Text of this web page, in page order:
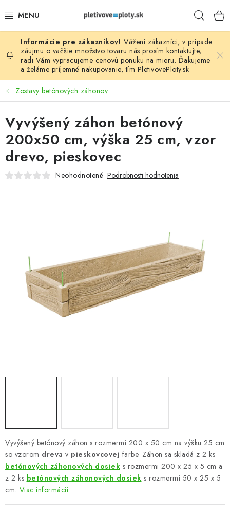
na
PLOTOVÉ PANELY
PLETIVO
STĹPIKY
PODHRABOVÉ DOSKY
BRÁNY A BRÁNKY
GABIÓNY (PLOTY, KOŠE)
KOMPOSTÉRY
BETÓNOVÉ PLOTY
AKCIA - MIERNE POŠKODENÝ TOVAR
Vážení zákazníci, v prípade
záujmu o väčšie množstvo tovaru nás prosím kontaktujte,
radi Vám vypracujeme cenovú ponuku na mieru. Ďakujeme
a želáme príjemné nakupovanie, tím PletivovePloty.sk
Zostavy betónových záhonov
Vyvýšený betónový záhon s rozmermi 200 x 50 cm na výšku 25 cm
so vzorom dreva v pieskovcovej farbe. Záhon sa skladá z 2 ks
betónových záhonových dosiek s rozmermi 200 x 25 x 5 cm a
z 2 ks betónových záhonových dosiek s rozmermi 50 x 25 x 5
cm. Viac informácií
Vyvýšený záhon betónový
200x50 cm, výška 25 cm, vzor
drevo, pieskovec
Neohodnotené Podrobnosti hodnotenia